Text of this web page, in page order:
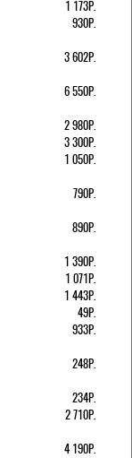
1 173Р.
930Р.
3 602Р.
6 550Р.
2 980Р.
3 300Р.
1 050Р.
790Р.
890Р.
1 390Р.
1 071Р.
1 443Р.
49Р.
933Р.
248Р.
234Р.
2 710Р.
4 190Р.